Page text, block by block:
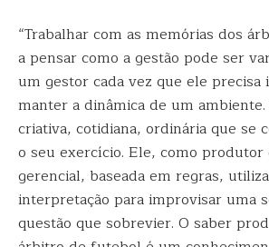
“Trabalhar com as memórias dos
a pensar como a gestão pode ser
um gestor cada vez que ele precisa
manter a dinâmica de um
criativa, cotidiana, ordinária que se
o seu exercício. Ele, como
gerencial, baseada em regras,
interpretação para improvisar uma
questão que sobrevier. O saber